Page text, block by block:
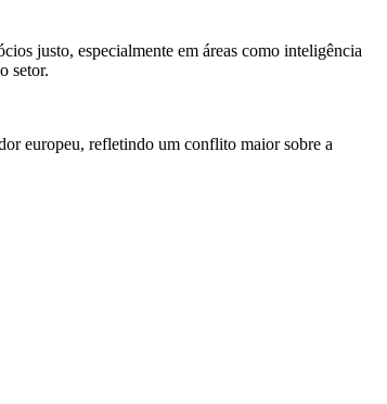
justo, especialmente em áreas como inteligência
setor.
europeu, refletindo um conflito maior sobre a